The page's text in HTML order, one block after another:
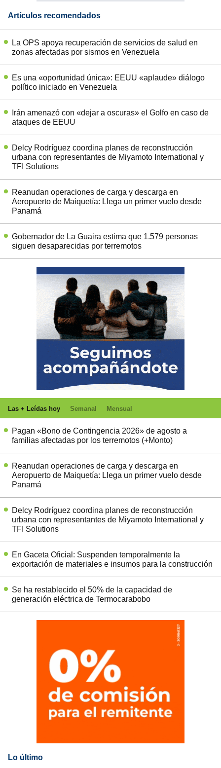
Artículos recomendados
La OPS apoya recuperación de servicios de salud en
zonas afectadas por sismos en Venezuela
Es una «oportunidad única»: EEUU «aplaude» diálogo
político iniciado en Venezuela
Irán amenazó con «dejar a oscuras» el Golfo en caso de
ataques de EEUU
Delcy Rodríguez coordina planes de reconstrucción
urbana con representantes de Miyamoto International y
TFI Solutions
Reanudan operaciones de carga y descarga en
Aeropuerto de Maiquetía: Llega un primer vuelo desde
Panamá
Gobernador de La Guaira estima que 1.579 personas
siguen desaparecidas por terremotos
Las + Leídas hoy Semanal Mensual
Pagan «Bono de Contingencia 2026» de agosto a
familias afectadas por los terremotos (+Monto)
Reanudan operaciones de carga y descarga en
Aeropuerto de Maiquetía: Llega un primer vuelo desde
Panamá
Delcy Rodríguez coordina planes de reconstrucción
urbana con representantes de Miyamoto International y
TFI Solutions
En Gaceta Oficial: Suspenden temporalmente la
exportación de materiales e insumos para la construcción
Se ha restablecido el 50% de la capacidad de
generación eléctrica de Termocarabobo
Lo último